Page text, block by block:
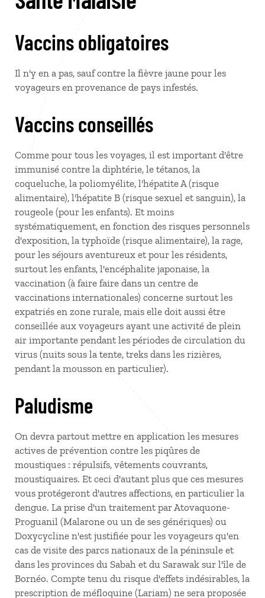
Vaccins obligatoires
Il n'y en a pas, sauf contre la fièvre jaune pour les
voyageurs en provenance de pays infestés.
Vaccins conseillés
Comme pour tous les voyages, il est important d'être
immunisé contre la diphtérie, le tétanos, la
coqueluche, la poliomyélite, l'hépatite A (risque
alimentaire), l'hépatite B (risque sexuel et sanguin), la
rougeole (pour les enfants). Et moins
systématiquement, en fonction des risques personnels
d'exposition, la typhoïde (risque alimentaire), la rage,
pour les séjours aventureux et pour les résidents,
surtout les enfants, l'encéphalite japonaise, la
vaccination (à faire faire dans un centre de
vaccinations internationales) concerne surtout les
expatriés en zone rurale, mais elle doit aussi être
conseillée aux voyageurs ayant une activité de plein
air importante pendant les périodes de circulation du
virus (nuits sous la tente, treks dans les rizières,
pendant la mousson en particulier).
Paludisme
On devra partout mettre en application les mesures
actives de prévention contre les piqûres de
moustiques : répulsifs, vêtements couvrants,
moustiquaires. Et ceci d'autant plus que ces mesures
vous protégeront d'autres affections, en particulier la
dengue. La prise d'un traitement par Atovaquone-
Proguanil (Malarone ou un de ses génériques) ou
Doxycycline n'est justifiée pour les voyageurs qu'en
cas de visite des parcs nationaux de la péninsule et
dans les provinces du Sabah et du Sarawak sur l'île de
Bornéo. Compte tenu du risque d'effets indésirables, la
prescription de méfloquine (Lariam) ne sera proposée